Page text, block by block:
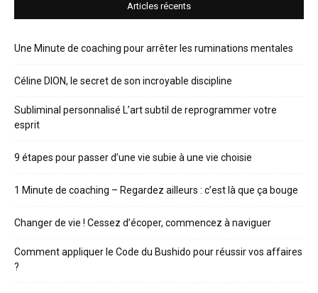
Articles récents
Une Minute de coaching pour arrêter les ruminations mentales
Céline DION, le secret de son incroyable discipline
Subliminal personnalisé L’art subtil de reprogrammer votre
esprit
9 étapes pour passer d’une vie subie à une vie choisie
1 Minute de coaching – Regardez ailleurs : c’est là que ça bouge
Changer de vie ! Cessez d’écoper, commencez à naviguer
Comment appliquer le Code du Bushido pour réussir vos affaires
?